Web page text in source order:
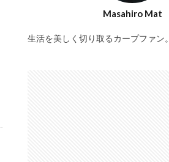
Masahiro Mat
生活を美しく切り取るカープファン。